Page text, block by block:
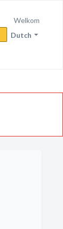
Dutch
Welkom